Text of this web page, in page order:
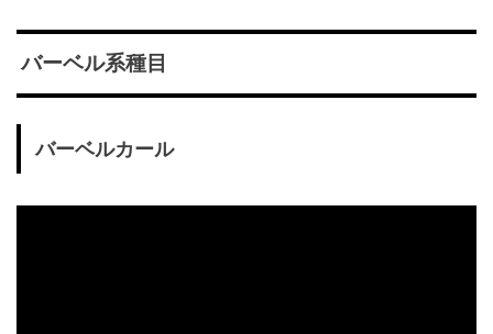
バーベル系種目
バーベルカール